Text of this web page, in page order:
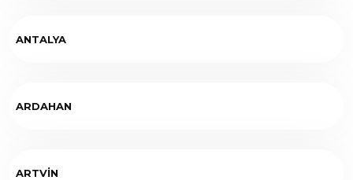
ANTALYA
ARDAHAN
ARTVİN